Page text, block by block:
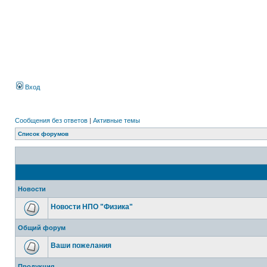
Вход
Сообщения без ответов | Активные темы
Список форумов
Новости
Новости НПО "Физика"
Общий форум
Ваши пожелания